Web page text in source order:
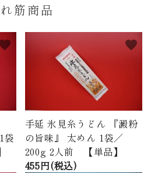
筋商品
袋
手延 氷見糸うどん 『澱粉
の旨味』 太めん 1袋／
200g 2人前 【単品】
455円(税込)
favorite